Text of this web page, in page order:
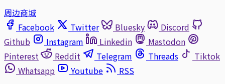
周边商城
Facebook
Twitter Bluesky
Discord
Github
Instagram Linkedin
Mastodon
Pinterest
Reddit Telegram Threads
Tiktok
Whatsapp
Youtube
RSS